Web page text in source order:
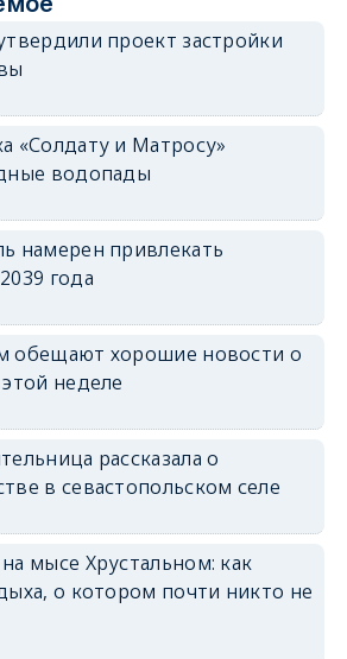
проект застройки
«Солдату и Матросу»
водопады
намерен привлекать
года
обещают хорошие новости о
неделе
рассказала о
в севастопольском селе
мысе Хрустальном: как
о котором почти никто не